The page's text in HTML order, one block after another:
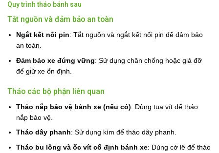
Quy trình tháo bánh sau
Tắt nguồn và đảm bảo an toàn
Ngắt kết nối pin: Tắt nguồn và ngắt kết nối pin để đảm bảo
an toàn.
Đảm bảo xe đứng vững: Sử dụng chân chống hoặc giá đỡ
để giữ xe ổn định.
Tháo các bộ phận liên quan
Tháo nắp bảo vệ bánh xe (nếu có): Dùng tua vít để tháo
nắp bảo vệ.
Tháo dây phanh: Sử dụng kìm để tháo dây phanh.
Tháo bu lông và ốc vít cố định bánh xe: Dùng cờ lê để tháo